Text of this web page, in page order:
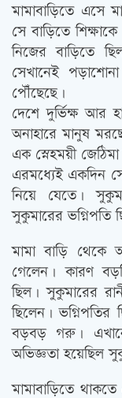
মামাবাড়িতে এসে
সে বাড়িতে
নিজের বাড়িতে
সেখানেই
পৌঁছেছে।
দেশে দুর্ভিক্ষ আর
অনাহারে মানুষ
এক স্নেহময়ী
এরমধ্যেই একদিন
নিয়ে যেতে।
সুকুমারের ভগ্নিপতি
মামা বাড়ি থেকে
গেলেন। কারণ
ছিল। সুকুমারের
ছিলেন।
বড়বড় গরু।
অভিজ্ঞতা হয়েছিল
মামাবাড়িতে থাকতে